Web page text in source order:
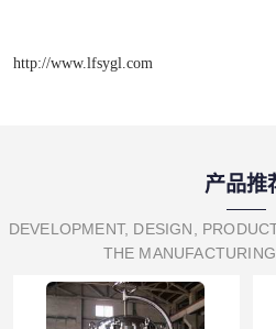
http://www.lfsygl.com
产品推
DEVELOPMENT, DESIGN,
THE